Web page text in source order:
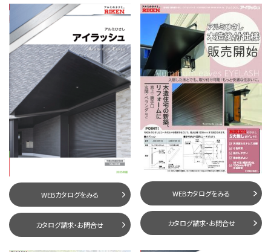
WEBカタログをみる
カタログ請求・お問合せ
WEBカタログをみる
カタログ請求・お問合せ